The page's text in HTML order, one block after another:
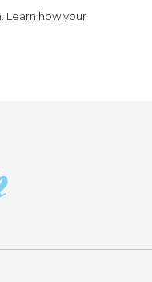
Learn how your